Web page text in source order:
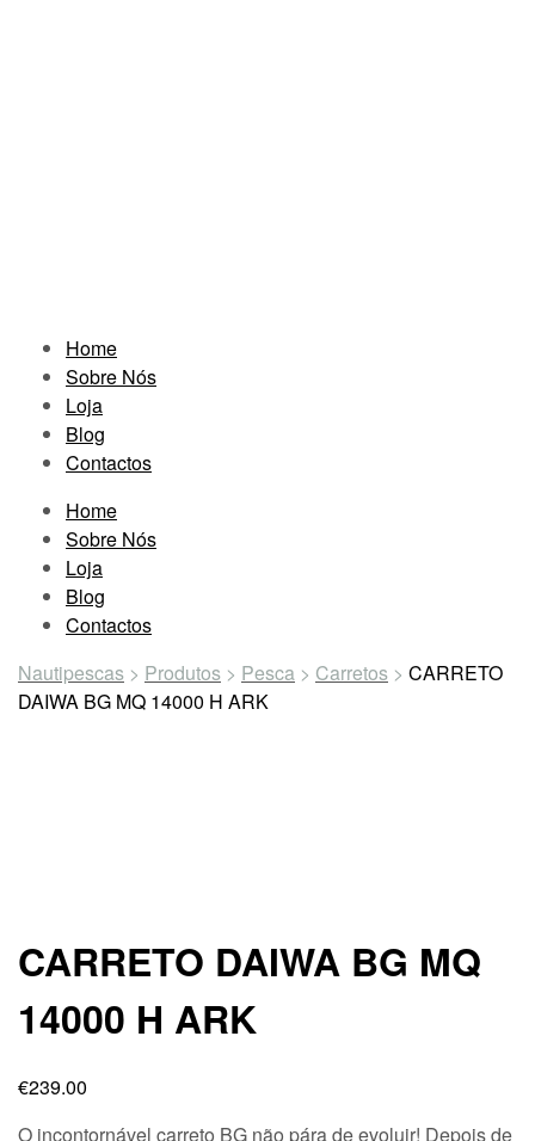
Home
Sobre Nós
Loja
Blog
Contactos
Home
Sobre Nós
Loja
Blog
Contactos
Nautipescas > Produtos > Pesca > Carretos > CARRETO
DAIWA BG MQ 14000 H ARK
CARRETO DAIWA BG MQ
14000 H ARK
€239.00
O incontornável carreto BG não pára de evoluir! Depois de